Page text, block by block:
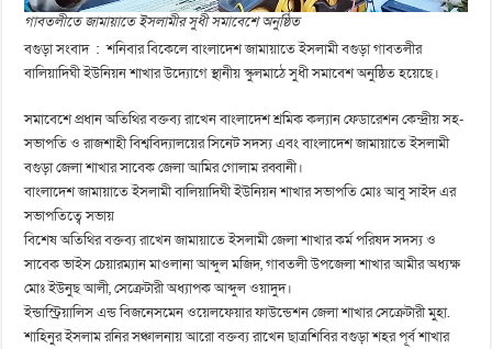
গাবতলীতে জামায়াতে ইসলামীর সুধী সমাবেশে অনুষ্ঠিত
বগুড়া সংবাদ : শনিবার বিকেলে বাংলাদেশ জামায়াতে ইসলামী বগুড়া গাবতলীর
বালিয়াদিঘী ইউনিয়ন শাখার উদ্যোগে স্থানীয় স্কুলমাঠে সুধী সমাবেশ অনুষ্ঠিত হয়েছে।
সমাবেশে প্রধান অতিথির বক্তব্য রাখেন বাংলাদেশ শ্রমিক কল্যান ফেডারেশন কেন্দ্রীয় সহ-
সভাপতি ও রাজশাহী বিশ্ববিদ্যালয়ের সিনেট সদস্য এবং বাংলাদেশ জামায়াতে ইসলামী
বগুড়া জেলা শাখার সাবেক জেলা আমির গোলাম রব্বানী।
বাংলাদেশ জামায়াতে ইসলামী বালিয়াদিঘী ইউনিয়ন শাখার সভাপতি মোঃ আবু সাইদ এর
সভাপতিত্বে সভায়
বিশেষ অতিথির বক্তব্য রাখেন জামায়াতে ইসলামী জেলা শাখার কর্ম পরিষদ সদস্য ও
সাবেক ভাইস চেয়ারম্যান মাওলানা আব্দুল মজিদ, গাবতলী উপজেলা শাখার আমীর অধ্যক্ষ
মোঃ ইউনুছ আলী, সেক্রেটারী অধ্যাপক আব্দুল ওয়াদুদ।
ইন্ডাস্ট্রিয়ালিস এন্ড বিজনেসমেন ওয়েলফেয়ার ফাউন্ডেশন জেলা শাখার সেক্রেটারী মুহা.
শাহিনুর ইসলাম রনির সঞ্চালনায় আরো বক্তব্য রাখেন ছাত্রশিবির বগুড়া শহর পূর্ব শাখার